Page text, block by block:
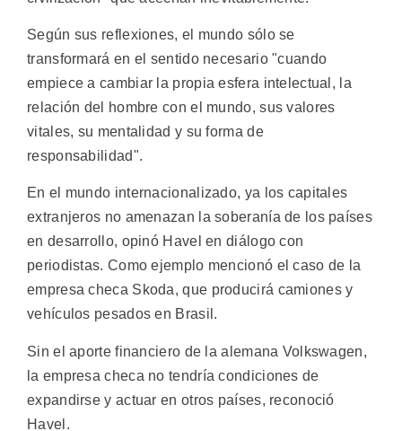
Según sus reflexiones, el mundo sólo se
transformará en el sentido necesario "cuando
empiece a cambiar la propia esfera intelectual, la
relación del hombre con el mundo, sus valores
vitales, su mentalidad y su forma de
responsabilidad".
En el mundo internacionalizado, ya los capitales
extranjeros no amenazan la soberanía de los países
en desarrollo, opinó Havel en diálogo con
periodistas. Como ejemplo mencionó el caso de la
empresa checa Skoda, que producirá camiones y
vehículos pesados en Brasil.
Sin el aporte financiero de la alemana Volkswagen,
la empresa checa no tendría condiciones de
expandirse y actuar en otros países, reconoció
Havel.